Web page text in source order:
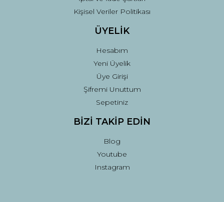
Kişisel Veriler Politikası
ÜYELİK
Hesabım
Yeni Üyelik
Üye Girişi
Şifremi Unuttum
Sepetiniz
BİZİ TAKİP EDİN
Blog
Youtube
Instagram